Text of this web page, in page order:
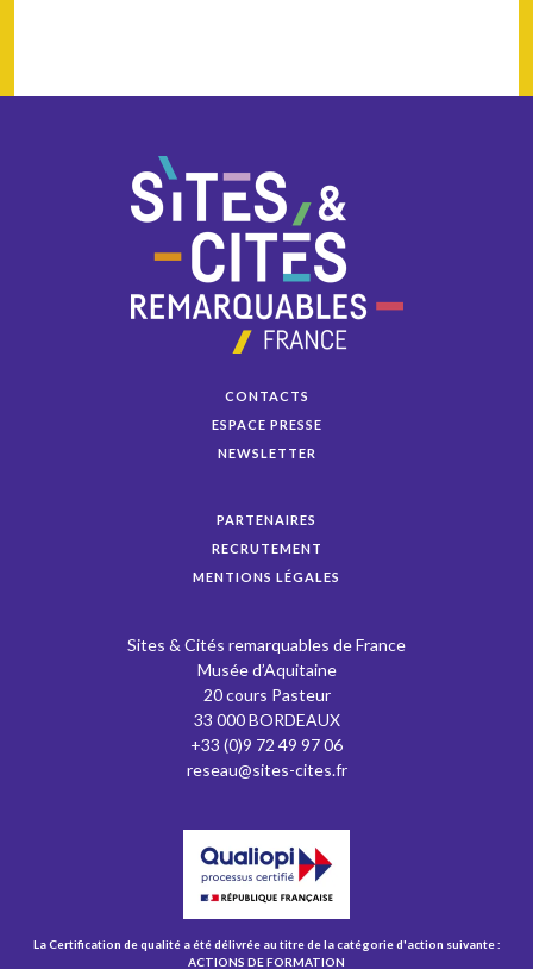
CONTACTS
ESPACE PRESSE
NEWSLETTER
PARTENAIRES
RECRUTEMENT
MENTIONS LÉGALES
Sites & Cités remarquables de France
Musée d’Aquitaine
20 cours Pasteur
33 000 BORDEAUX
+33 (0)9 72 49 97 06
reseau@sites-cites.fr
La Certification de qualité a été délivrée au titre de la catégorie d'action suivante :
ACTIONS DE FORMATION